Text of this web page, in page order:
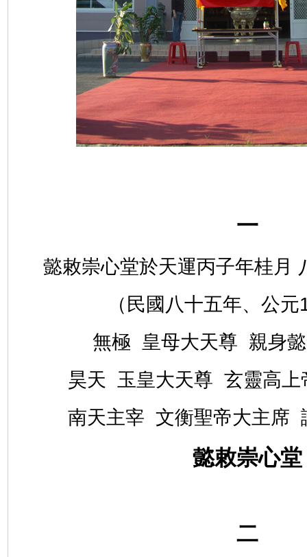
一
懿敕崇心堂於天運丙子年桂月
（民國八十五年、公
無極 皇母大天尊 親身
昊天 玉皇大天尊 玄靈高
南天主宰 文衡聖帝大主席
懿敕崇心堂
二